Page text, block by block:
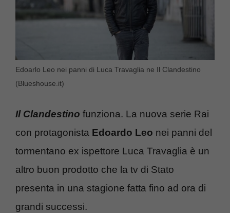
Edoarlo Leo nei panni di Luca Travaglia ne Il Clandestino
(Blueshouse.it)
Il Clandestino funziona. La nuova serie Rai
con protagonista Edoardo Leo nei panni del
tormentano ex ispettore Luca Travaglia è un
altro buon prodotto che la tv di Stato
presenta in una stagione fatta fino ad ora di
grandi successi.